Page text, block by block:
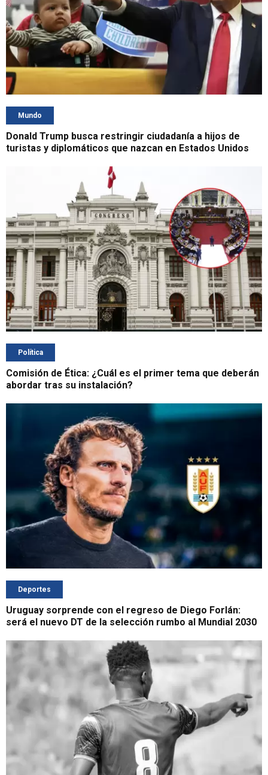
Mundo
Donald Trump busca restringir ciudadanía a hijos de
turistas y diplomáticos que nazcan en Estados Unidos
Política
Comisión de Ética: ¿Cuál es el primer tema que deberán
abordar tras su instalación?
Deportes
Uruguay sorprende con el regreso de Diego Forlán:
será el nuevo DT de la selección rumbo al Mundial 2030